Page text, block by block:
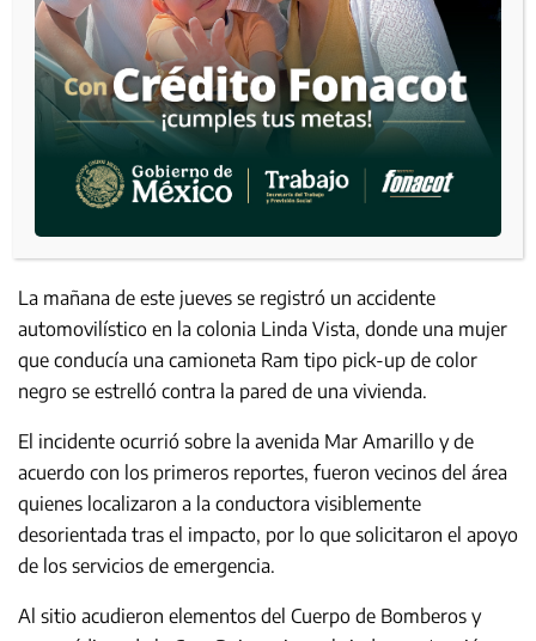
La mañana de este jueves se registró un accidente
automovilístico en la colonia Linda Vista, donde una mujer
que conducía una camioneta Ram tipo pick-up de color
negro se estrelló contra la pared de una vivienda.
El incidente ocurrió sobre la avenida Mar Amarillo y de
acuerdo con los primeros reportes, fueron vecinos del área
quienes localizaron a la conductora visiblemente
desorientada tras el impacto, por lo que solicitaron el apoyo
de los servicios de emergencia.
Al sitio acudieron elementos del Cuerpo de Bomberos y